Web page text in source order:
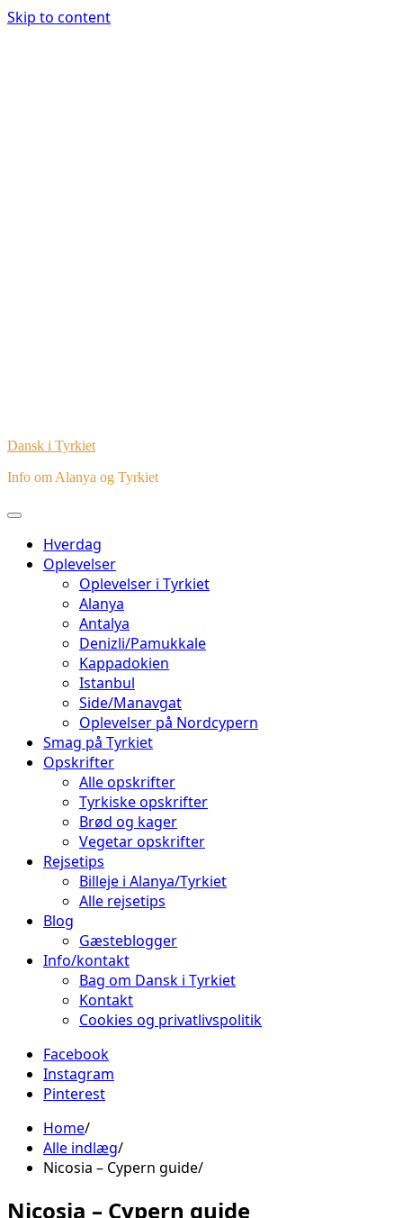
Skip to content
Dansk i Tyrkiet
Info om Alanya og Tyrkiet
Hverdag
Oplevelser
Oplevelser i Tyrkiet
Alanya
Antalya
Denizli/Pamukkale
Kappadokien
Istanbul
Side/Manavgat
Oplevelser på Nordcypern
Smag på Tyrkiet
Opskrifter
Alle opskrifter
Tyrkiske opskrifter
Brød og kager
Vegetar opskrifter
Rejsetips
Billeje i Alanya/Tyrkiet
Alle rejsetips
Blog
Gæsteblogger
Info/kontakt
Bag om Dansk i Tyrkiet
Kontakt
Cookies og privatlivspolitik
Facebook
Instagram
Pinterest
Home
Alle indlæg
Nicosia – Cypern guide
Nicosia – Cypern guide